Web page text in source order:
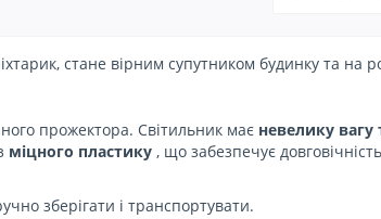
стане вірним супутником будинку та на
прожектора. Світильник має невелику вагу
міцного пластику , що забезпечує
зберігати і транспортувати.